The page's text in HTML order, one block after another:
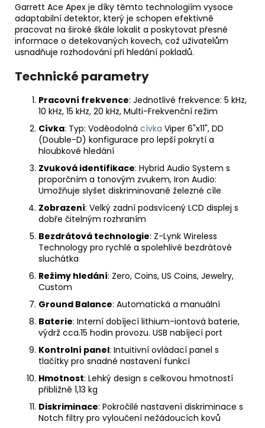
Garrett Ace Apex je díky těmto technologiím vysoce
adaptabilní detektor, který je schopen efektivně
pracovat na široké škále lokalit a poskytovat přesné
informace o detekovaných kovech, což uživatelům
usnadňuje rozhodování při hledání pokladů.
Technické parametry
Pracovní frekvence: Jednotlivé frekvence: 5 kHz,
10 kHz, 15 kHz, 20 kHz, Multi-Frekvenční režim
Cívka: Typ: Voděodolná cívka Viper 6"x11", DD
(Double-D) konfigurace pro lepší pokrytí a
hloubkové hledání
Zvuková identifikace: Hybrid Audio System s
proporčním a tonovým zvukem, Iron Audio:
Umožňuje slyšet diskriminované železné cíle
Zobrazení: Velký zadní podsvícený LCD displej s
dobře čitelným rozhraním
Bezdrátová technologie: Z-Lynk Wireless
Technology pro rychlé a spolehlivé bezdrátové
sluchátka
Režimy hledání: Zero, Coins, US Coins, Jewelry,
Custom
Ground Balance: Automatická a manuální
Baterie: Interní dobíjecí lithium-iontová baterie,
výdrž cca.15 hodin provozu. USB nabíjecí port
Kontrolní panel: Intuitivní ovládací panel s
tlačítky pro snadné nastavení funkcí
Hmotnost: Lehký design s celkovou hmotností
přibližně 1,13 kg
Diskriminace: Pokročilé nastavení diskriminace s
Notch filtry pro vyloučení nežádoucích kovů